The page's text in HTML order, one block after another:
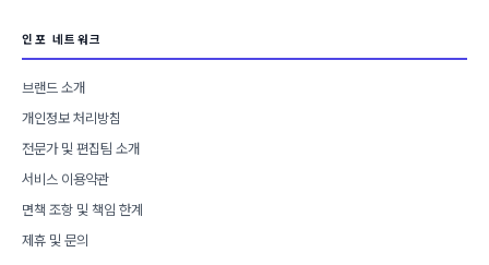
인포 네트워크
브랜드 소개
개인정보 처리방침
전문가 및 편집팀 소개
서비스 이용약관
면책 조항 및 책임 한계
제휴 및 문의